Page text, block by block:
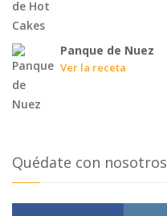
Panque de Nuez
Ver la receta
Quédate con nosotros